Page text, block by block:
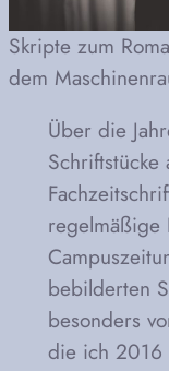
Skripte zum
dem
Über die
regelmäßige
bebilderten
besonders
die ich 2016